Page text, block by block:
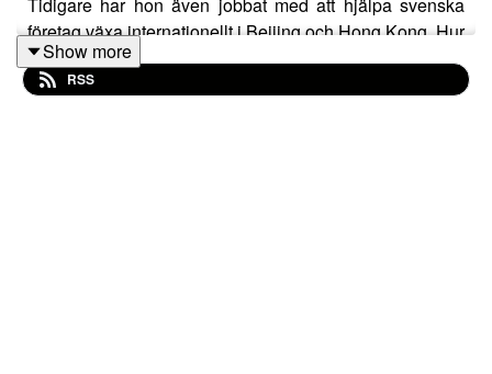
företag växa internationellt i Beijing och Hong Kong. Hur
passar man in bland olika typer av människor, utan att
tappa sig själv? Vad är hennes upplevelser av imposter
Show more
RSS